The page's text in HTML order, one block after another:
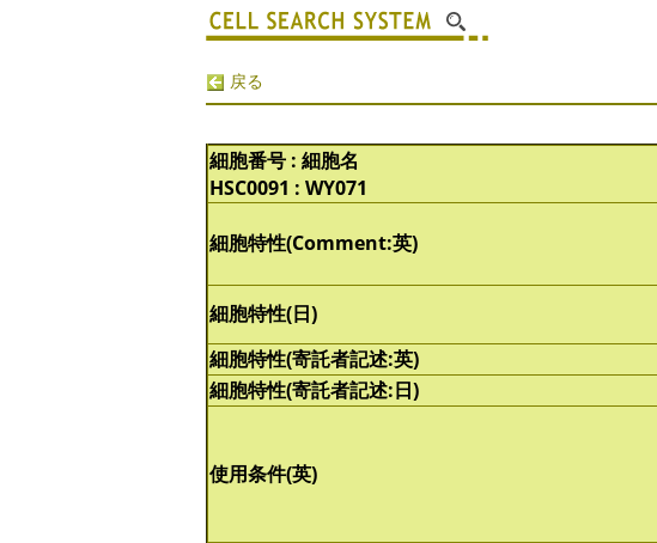
戻る
細胞番号 : 細胞名
HSC0091 : WY071
細胞特性(Comment:英)
細胞特性(日)
細胞特性(寄託者記述:英)
細胞特性(寄託者記述:日)
使用条件(英)